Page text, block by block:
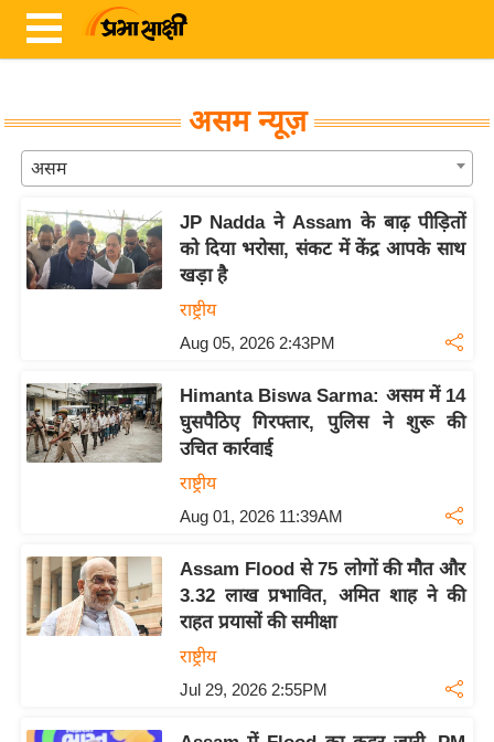
ता
ज़ा
ख
अं
त
र्रा
बि
ज़
ने
स
ग
असम न्यूज़
असम
JP Nadda ने Assam के बाढ़ पीड़ितों
को दिया भरोसा, संकट में केंद्र आपके साथ
खड़ा है
राष्ट्रीय
Aug 05, 2026 2:43PM
Himanta Biswa Sarma: असम में 14
घुसपैठिए गिरफ्तार, पुलिस ने शुरू की
उचित कार्रवाई
राष्ट्रीय
Aug 01, 2026 11:39AM
Assam Flood से 75 लोगों की मौत और
3.32 लाख प्रभावित, अमित शाह ने की
राहत प्रयासों की समीक्षा
राष्ट्रीय
Jul 29, 2026 2:55PM